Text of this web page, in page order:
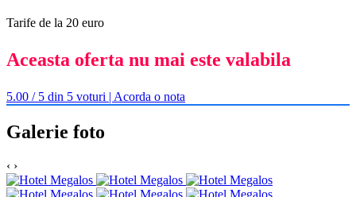
Tarife de la 20 euro
Aceasta oferta nu mai este valabila
5.00 / 5 din 5 voturi | Acorda o nota
Galerie foto
‹ ›